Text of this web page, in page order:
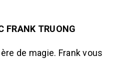
FRANK TRUONG
de magie. Frank vous